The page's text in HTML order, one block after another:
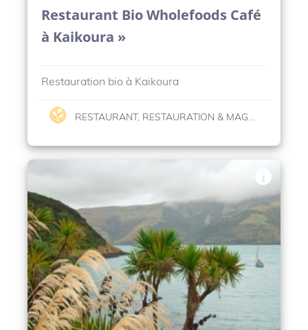
Restaurant Bio Wholefoods Café
à Kaikoura »
Restauration bio à Kaikoura
RESTAURANT, RESTAURATION & MAGASIN BIO